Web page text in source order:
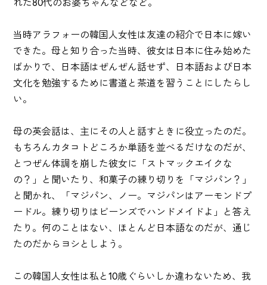
当時アラフォーの韓国人女性は友達の紹介で日本に嫁い
できた。母と知り合った当時、彼女は日本に住み始めた
ばかりで、日本語はぜんぜん話せず、日本語および日本
文化を勉強するために書道と茶道を習うことにしたらし
い。
母の英会話は、主にその人と話すときに役立ったのだ。
もちろんカタコトどころか単語を並べるだけなのだが、
とつぜん体調を崩した彼女に「ストマックエイクな
の？」と聞いたり、和菓子の練り切りを「マジパン？」
と聞かれ、「マジパン、ノー。マジパンはアーモンドプ
ードル。練り切りはビーンズでハンドメイドよ」と答え
たり。何のことはない、ほとんど日本語なのだが、通じ
たのだからヨシとしよう。
この韓国人女性は私と10歳ぐらいしか違わないため、我